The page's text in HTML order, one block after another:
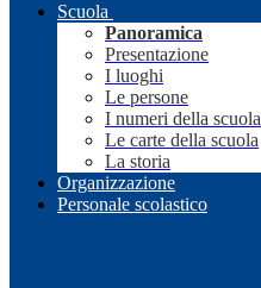
Scuola
Panoramica
Presentazione
I luoghi
Le persone
I numeri della scuola
Le carte della scuola
La storia
Organizzazione
Personale scolastico